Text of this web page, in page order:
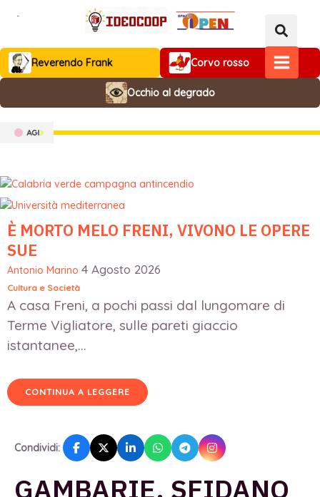
MAIN
Reverendo Frank Corvo rosso
Occhio al degrado
È MORTO MELO FRENI, VIVONO LE OPERE
SUE
Antonio Marino 4 Agosto 2026
Cultura e Società
A casa Freni, a pochi passi dal lungomare di
Terme Vigliatore, sulle pareti giaccio
istantanee,...
CONTINUA A LEGGERE
Condividi:
GAMBARIE, SFIDANO